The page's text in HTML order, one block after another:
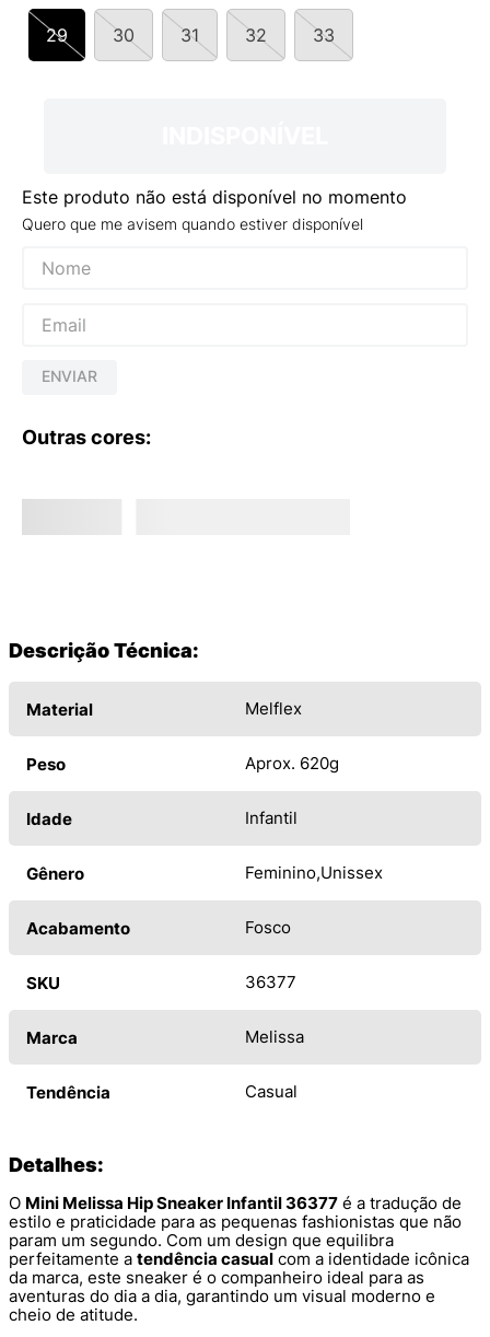
29 30 31 32 33
Este produto não está disponível no momento
Quero que me avisem quando estiver disponível
ENVIAR
Outras cores:
Descrição Técnica:
Material Melflex
Peso Aprox. 620g
Idade Infantil
Gênero Feminino Unissex
Acabamento Fosco
SKU 36377
Marca Melissa
Tendência Casual
Detalhes:
O Mini Melissa Hip Sneaker Infantil 36377 é a tradução de
estilo e praticidade para as pequenas fashionistas que não
param um segundo. Com um design que equilibra
perfeitamente a tendência casual com a identidade icônica
da marca, este sneaker é o companheiro ideal para as
aventuras do dia a dia, garantindo um visual moderno e
cheio de atitude.
9º
NEW 530
10º VEJA COUNTRY